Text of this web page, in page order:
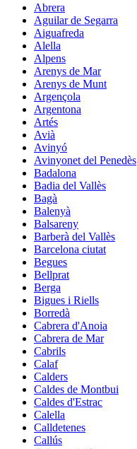
Abrera
Aguilar de Segarra
Aiguafreda
Alella
Alpens
Arenys de Mar
Arenys de Munt
Argençola
Argentona
Artés
Avià
Avinyó
Avinyonet del Penedès
Badalona
Badia del Vallès
Bagà
Balenyà
Balsareny
Barberà del Vallès
Barcelona ciutat
Begues
Bellprat
Berga
Bigues i Riells
Borredà
Cabrera d'Anoia
Cabrera de Mar
Cabrils
Calaf
Calders
Caldes de Montbui
Caldes d'Estrac
Calella
Calldetenes
Callús